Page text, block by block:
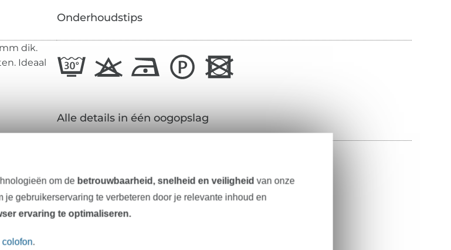
dik.
Ideaal
Onderhoudstips
Alle details in één oogopslag
Breedte:
7 mm
Kracht:
om de betrouwbaarheid, snelheid en veiligheid van onze
gebruikerservaring te verbeteren door je relevante inhoud en
ervaring te optimaliseren.
colofon.